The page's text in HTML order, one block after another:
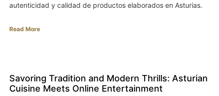
autenticidad y calidad de productos elaborados en Asturias.
Read More
Savoring Tradition and Modern Thrills: Asturian
Cuisine Meets Online Entertainment